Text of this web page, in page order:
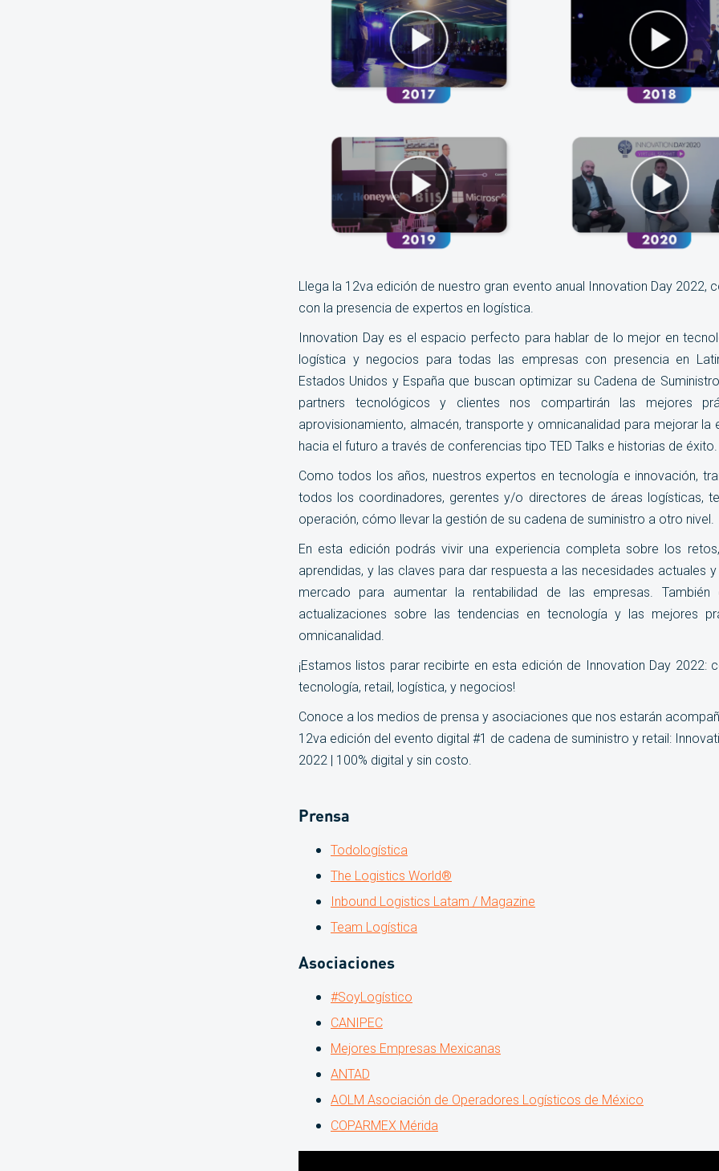
Llega la 12va edición de nuestro gran evento anual Innovation Day 2022,
con la presencia de expertos en logística.
Innovation Day es el espacio perfecto para hablar de lo mejor en
logística y negocios para todas las empresas con presencia en
Estados Unidos y España que buscan optimizar su Cadena de
partners tecnológicos y clientes nos compartirán las mejores
aprovisionamiento, almacén, transporte y omnicanalidad para mejorar la
hacia el futuro a través de conferencias tipo TED Talks e historias de éxito.
Como todos los años, nuestros expertos en tecnología e innovación,
todos los coordinadores, gerentes y/o directores de áreas logísticas,
operación, cómo llevar la gestión de su cadena de suministro a otro nivel.
En esta edición podrás vivir una experiencia completa sobre los
aprendidas, y las claves para dar respuesta a las necesidades actuales
mercado para aumentar la rentabilidad de las empresas. También
actualizaciones sobre las tendencias en tecnología y las mejores
omnicanalidad.
¡Estamos listos parar recibirte en esta edición de Innovation Day 2022:
tecnología, retail, logística, y negocios!
Conoce a los medios de prensa y asociaciones que nos estarán
12va edición del evento digital #1 de cadena de suministro y retail:
2022 | 100% digital y sin costo.
Prensa
Todologística
The Logistics World®
Inbound Logistics Latam / Magazine
Team Logística
Asociaciones
#SoyLogístico
CANIPEC
Mejores Empresas Mexicanas
ANTAD
AOLM Asociación de Operadores Logísticos de México
COPARMEX Mérida